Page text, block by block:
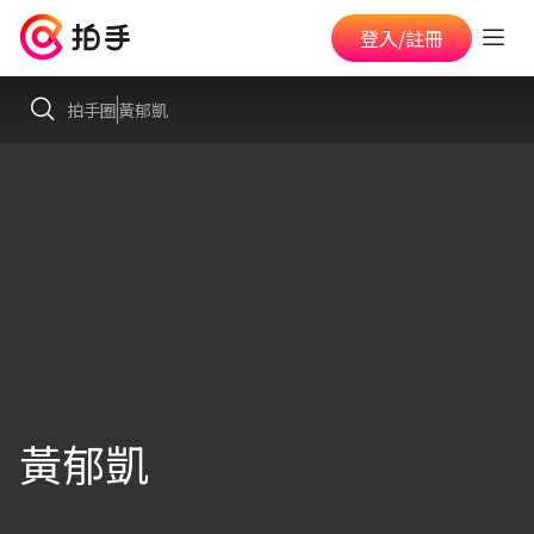
登入/註冊
拍手圈黃郁凱
黃郁凱